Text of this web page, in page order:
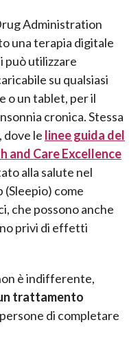
Administration
una terapia digitale
può utilizzare
su qualsiasi
o un tablet, per il
cronica. Stessa
dove le linee guida del
Care Excellence
alla salute nel
(Sleepio) come
che possono anche
privi di effetti
è indifferente,
trattamento
di completare